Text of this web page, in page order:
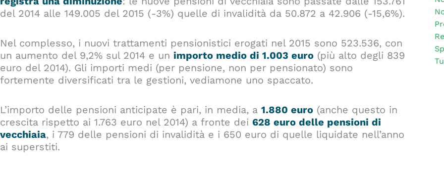
del 2014 alle 149.005 del 2015 (-3%) quelle di invalidità da 50.872 a 42.906 (-15,6%).
Nel complesso, i nuovi trattamenti pensionistici erogati nel 2015 sono 523.536, con
un aumento del 9,2% sul 2014 e un importo medio di 1.003 euro (più alto degli 839
euro del 2014). Gli importi medi (per pensione, non per pensionato) sono
fortemente diversificati tra le gestioni, vediamone uno spaccato.
L’importo delle pensioni anticipate è pari, in media, a 1.880 euro (anche questo in
crescita rispetto ai 1.763 euro nel 2014) a fronte dei 628 euro delle pensioni di
vecchiaia, i 779 delle pensioni di invalidità e i 650 euro di quelle liquidate nell’anno
ai superstiti.